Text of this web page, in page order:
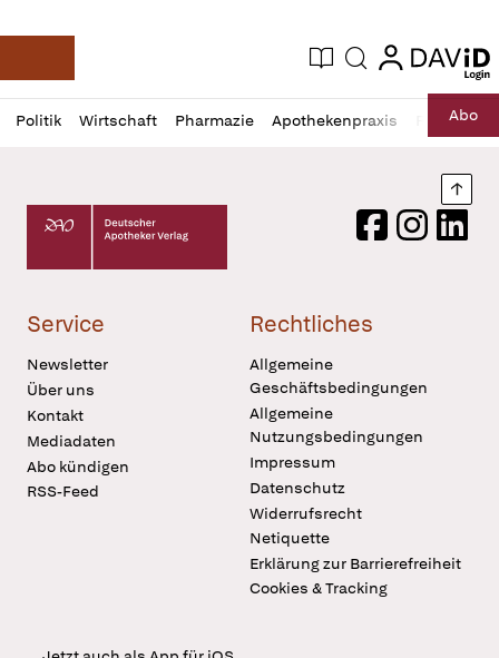
Deutsche Apotheker Zeitung
Aktuelle Ausgabe
Suche login
login
Politik Wirtschaft Pharmazie Apothekenpraxis RechtAbo
Profil
öffnen
Daz
Pur
Deutscher Apotheker Verlag Logo
FacebookInstagram
Service
Newsletter
Über uns
Kontakt
Mediadaten
Abo kündigen
RSS-Feed
Rechtliches
Allgemeine
Geschäftsbedingungen
Allgemeine
Nutzungsbedingungen
Impressum
Datenschutz
Widerrufsrecht
Netiquette
Erklärung zur Barrierefreiheit
Cookies & Tracking